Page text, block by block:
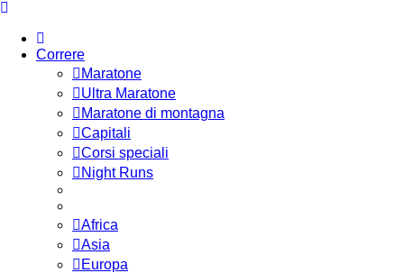
Correre
Maratone
Ultra Maratone
Maratone di montagna
Capitali
Corsi speciali
Night Runs
Africa
Asia
Europa